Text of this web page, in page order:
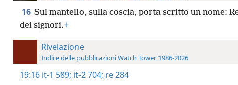
16 Sul mantello, sulla coscia, porta scritto un nome:
dei signori.+
Rivelazione
Indice delle pubblicazioni Watch Tower 1986-2026
19:16 it-1 589; it-2 704; re 284